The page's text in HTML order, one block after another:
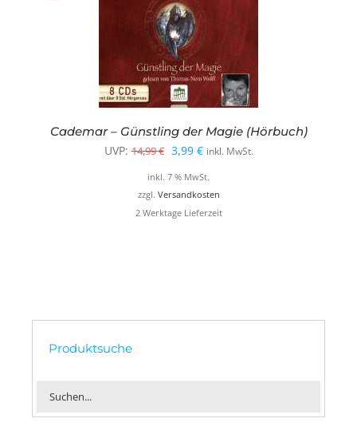
Cademar – Günstling der Magie (Hörbuch)
UVP: 14,99€ Ursprünglicher
Preis
war:
14,99 €
3,99 €Aktueller
Preis
ist:
3,99 €.
inkl. MwSt.
inkl. 7 % MwSt.
zzgl. Versandkosten
2 Werktage Lieferzeit
Produktsuche